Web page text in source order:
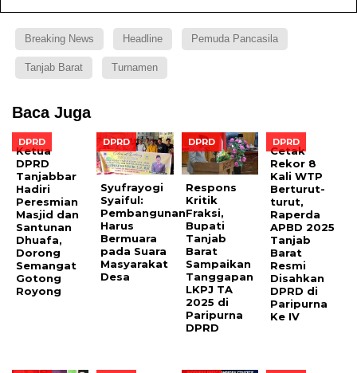
Breaking News Headline Pemuda Pancasila
Tanjab Barat Turnamen
Baca Juga
DPRD
Ketua
DPRD
Tanjabbar
Hadiri
Peresmian
Masjid dan
Santunan
Dhuafa,
Dorong
Semangat
Gotong
Royong
DPRD
Syufrayogi
Syaiful:
Pembangunan
Harus
Bermuara
pada Suara
Masyarakat
Desa
DPRD
Respons
Kritik
Fraksi,
Bupati
Tanjab
Barat
Sampaikan
Tanggapan
LKPJ TA
2025 di
Paripurna
DPRD
DPRD
Cetak
Rekor 8
Kali WTP
Berturut-
turut,
Raperda
APBD 2025
Tanjab
Barat
Resmi
Disahkan
DPRD di
Paripurna
Ke IV